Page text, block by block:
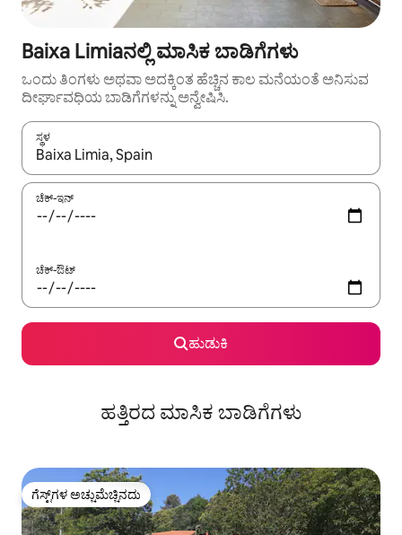
Baixa Limiaನಲ್ಲಿ ಮಾಸಿಕ ಬಾಡಿಗೆಗಳು
ಒಂದು ತಿಂಗಳು ಅಥವಾ ಅದಕ್ಕಿಂತ ಹೆಚ್ಚಿನ ಕಾಲ ಮನೆಯಂತೆ ಅನಿಸುವ
ದೀರ್ಘಾವಧಿಯ ಬಾಡಿಗೆಗಳನ್ನು ಅನ್ವೇಷಿಸಿ.
ಸ್ಥಳ
ಫಲಿತಾಂಶಗಳು ಲಭ್ಯವಿರುವಾಗ, ಅಪ್ ಮತ್ತು ಡೌನ್ ಬಾಣದ ಕೀಲಿಗಳೊಂದಿಗೆ
ಚೆಕ್-ಇನ್
ಚೆಕ್-ಔಟ್
ಹುಡುಕಿ
ಹತ್ತಿರದ ಮಾಸಿಕ ಬಾಡಿಗೆಗಳು
ಗೆಸ್ಟ್‌ಗಳ ಅಚ್ಚುಮೆಚ್ಚಿನದು
ಗೆಸ್ಟ್‌ಗಳ ಅಚ್ಚುಮೆಚ್ಚಿನದು